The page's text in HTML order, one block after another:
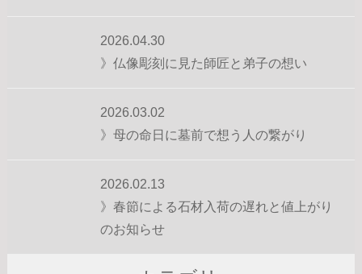
2026.04.30
》仏像彫刻に見た師匠と弟子の想い
2026.03.02
》母の命日に墓前で想う人の繋がり
2026.02.13
》春節による石材入荷の遅れと値上がり
のお知らせ